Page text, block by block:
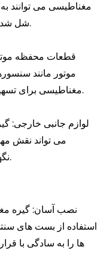
مغناطیسی می توانند
شل شدن یا تداخل آنها با یکدیگر جلوگیری کنند.
قطعات محفظه
موتور مانند
مغناطیسی برای تسهیل تعمیر و نگهداری و تعویض ثابت کرد.
لوازم جانبی خارجی:
می تواند نقش
نگهدارنده پلاک و تزئینات بدنه داشته باشد.
نصب آسان: گیره
استفاده از بست های
ها را به سادگی با